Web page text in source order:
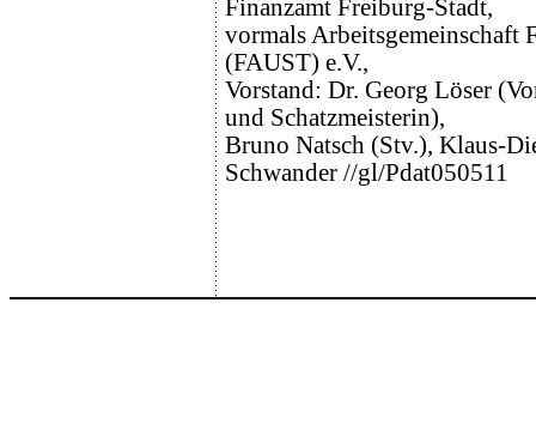
Finanzamt Freiburg-Stadt,
vormals Arbeitsgemeinschaft
(FAUST) e.V.,
Vorstand: Dr. Georg Löser
und Schatzmeisterin),
Bruno Natsch (Stv.), Klaus-
Schwander //gl/Pdat050511